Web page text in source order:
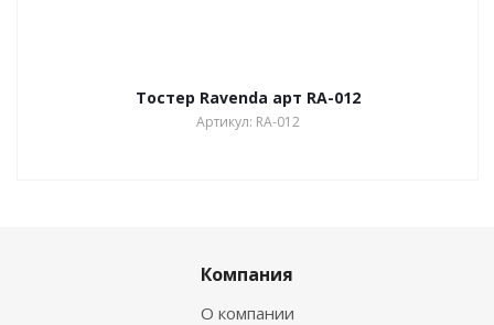
Тостер Ravenda арт RA-012
Артикул: RA-012
Компания
О компании